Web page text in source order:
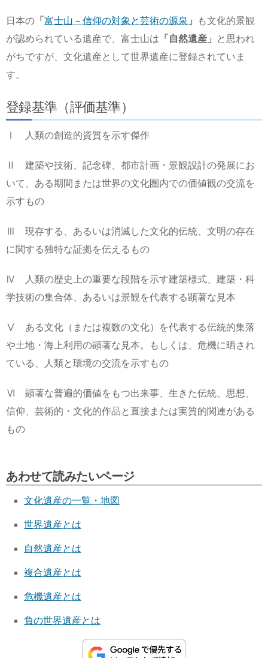
日本の 「 富士山－信仰の対象と芸術の源泉 」
も文化的景観
が認められている遺産で、富士山は 「自然遺産」
と思われ
がちですが、文化遺産として世界遺産に登録されていま
す。
登録基準（評価基準）
Ⅰ 人類の創造的資質を示す傑作
Ⅱ 建築や技術、記念碑、都市計画・景観設計の発展にお
いて、ある期間または世界の文化圏内での価値観の交流を
示すもの
Ⅲ 現存する、あるいは消滅した文化的伝統、文明の存在
に関する独特な証拠を伝えるもの
Ⅳ 人類の歴史上の重要な段階を示す建築様式、建築・科
学技術の集合体、あるいは景観を代表する顕著な見本
Ⅴ ある文化（または複数の文化）を代表する伝統的集落
や土地・海上利用の顕著な見本。もしくは、危機に晒され
ている、人類と環境の交流を示すもの
Ⅵ 顕著な普遍的価値をもつ出来事、生きた伝統、思想、
信仰、芸術的・文化的作品と直接または実質的関連がある
もの
あわせて読みたいページ
文化遺産の一覧・地図
世界遺産とは
自然遺産とは
複合遺産とは
危機遺産とは
負の世界遺産とは